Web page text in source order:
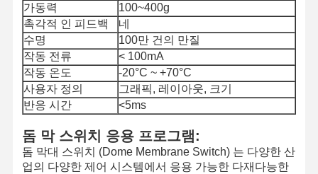
가동력
100~400g
촉각적 인 피드백
네
수명
100만 건의 만질
작동 전류
< 100mA
작동 온도
-20°C ~ +70°C
사용자 정의
그래픽, 레이아웃, 크기
반응 시간
<5ms
돔 막 스위치 응용 프로그램:
돔 막대 스위치 (Dome Membrane Switch) 는 다양한 산
업의 다양한 제어 시스템에서 응용 가능한 다재다능한